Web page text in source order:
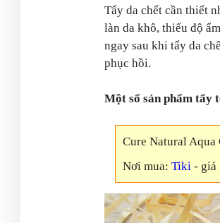
Tẩy da chết cần thiết
làn da khô, thiếu độ
ngay sau khi tẩy da
phục hồi.
Một số sản phẩm tẩy
Cure Natural Aqua
Nơi mua: Tiki - giá